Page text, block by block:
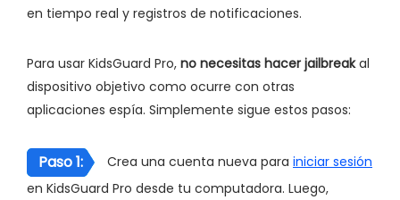
en tiempo real y registros de notificaciones.
Para usar KidsGuard Pro, no necesitas hacer jailbreakal
dispositivo objetivo como ocurre con otras
aplicaciones espía. Simplemente sigue estos pasos:
Paso 1: Crea una cuenta nueva para iniciar sesión
en KidsGuard Pro desde tu computadora. Luego,